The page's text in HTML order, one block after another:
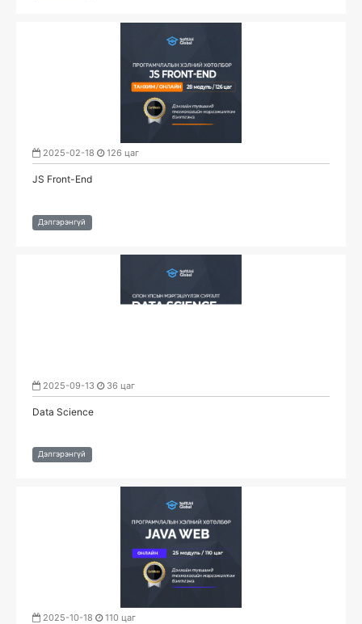
2025-02-18 126 цаг
JS Front-End
Дэлгэрэнгүй
2025-09-13 36 цаг
Data Science
Дэлгэрэнгүй
2025-10-18 110 цаг